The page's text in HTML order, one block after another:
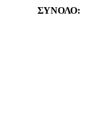
ΣΥΝΟΛΟ: